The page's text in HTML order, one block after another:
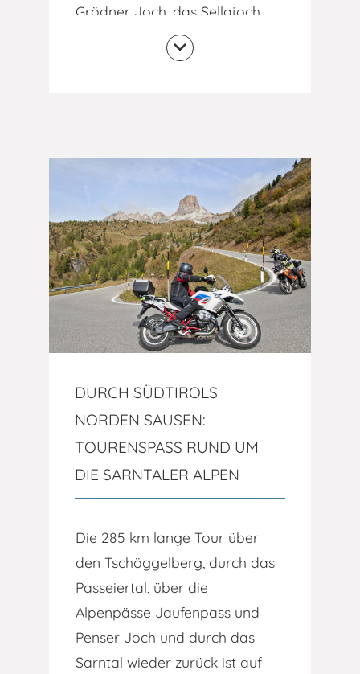
Grödner Joch, das Sellajoch
und das Pordoijoch. Auf dieser
Tour erkunden Sie nicht nur die
gewundenen Straßen, sondern
höchstes Hochplateau, die
Seiser Alm, und den Karerpass
mit einem der schönsten
Bergseen Südtirols.
DURCH SÜDTIROLS
NORDEN SAUSEN:
TOURENSPASS RUND UM
DIE SARNTALER ALPEN
Die 285 km lange Tour über
den Tschöggelberg, durch das
Passeiertal, über die
Alpenpässe Jaufenpass und
Penser Joch und durch das
Sarntal wieder zurück ist auf